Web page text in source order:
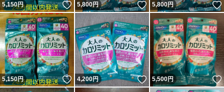
5,150円 いいね！
5,800円 いいね！
5,800円
5,150円 いいね！
4,200円 いいね！
5,500円